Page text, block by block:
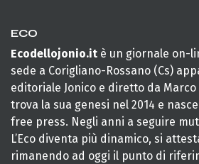
ECO
Ecodellojonio.it è un giornale on-
sede a Corigliano-Rossano (Cs)
editoriale Jonico e diretto da Marco
trova la sua genesi nel 2014 e
free press. Negli anni a seguire
L’Eco diventa più dinamico, si
rimanendo ad oggi il punto di